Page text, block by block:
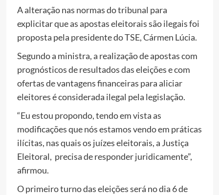
A alteração nas normas do tribunal para
explicitar que as apostas eleitorais são ilegais foi
proposta pela presidente do TSE, Cármen Lúcia.
Segundo a ministra, a realização de apostas com
prognósticos de resultados das eleições e com
ofertas de vantagens financeiras para aliciar
eleitores é considerada ilegal pela legislação.
“Eu estou propondo, tendo em vista as
modificações que nós estamos vendo em práticas
ilícitas, nas quais os juízes eleitorais, a Justiça
Eleitoral, precisa de responder juridicamente”,
afirmou.
O primeiro turno das eleições será no dia 6 de